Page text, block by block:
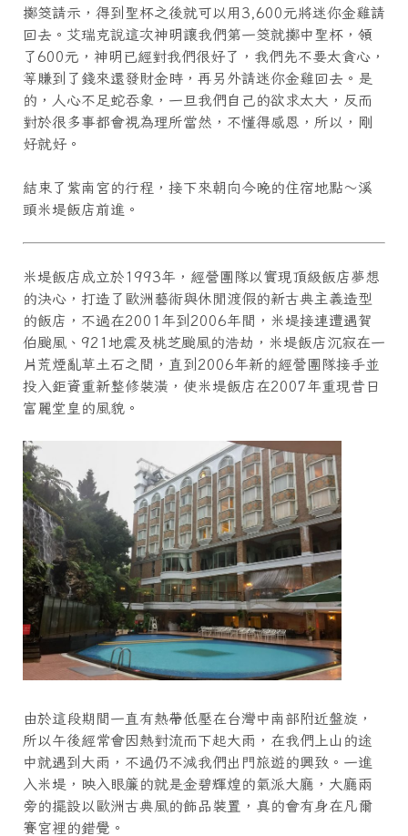
擲筊請示，得到聖杯之後就可以用3,600元將迷你金雞請
回去。艾瑞克說這次神明讓我們第一筊就擲中聖杯，領
了600元，神明已經對我們很好了，我們先不要太貪心，
等賺到了錢來還發財金時，再另外請迷你金雞回去。是
的，人心不足蛇吞象，一旦我們自己的欲求太大，反而
對於很多事都會視為理所當然，不懂得感恩，所以，剛
好就好。
結束了紫南宮的行程，接下來朝向今晚的住宿地點～溪
頭米堤飯店前進。
米堤飯店成立於1993年，經營團隊以實現頂級飯店夢想
的決心，打造了歐洲藝術與休閒渡假的新古典主義造型
的飯店，不過在2001年到2006年間，米堤接連遭遇賀
伯颱風、921地震及桃芝颱風的浩劫，米堤飯店沉寂在一
片荒煙亂草土石之間，直到2006年新的經營團隊接手並
投入鉅資重新整修裝潢，使米堤飯店在2007年重現昔日
富麗堂皇的風貌。
由於這段期間一直有熱帶低壓在台灣中南部附近盤旋，
所以午後經常會因熱對流而下起大雨，在我們上山的途
中就遇到大雨，不過仍不減我們出門旅遊的興致。一進
入米堤，映入眼簾的就是金碧輝煌的氣派大廳，大廳兩
旁的擺設以歐洲古典風的飾品裝置，真的會有身在凡爾
賽宮裡的錯覺。